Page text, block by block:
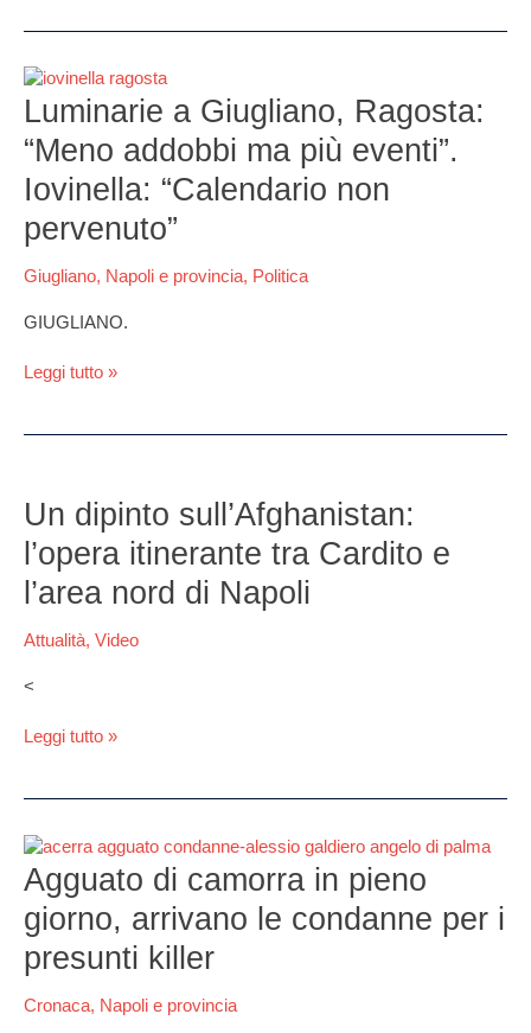
Luminarie a Giugliano, Ragosta:
“Meno addobbi ma più eventi”.
Iovinella: “Calendario non
pervenuto”
Giugliano, Napoli e provincia, Politica
GIUGLIANO.
Luminarie
a
Giugliano,
Ragosta:
“Meno
addobbi
ma
più
eventi”.
“Calendario
pervenuto”
Leggi tutto »
Un dipinto sull’Afghanistan:
l’opera itinerante tra Cardito e
l’area nord di Napoli
Attualità, Video
<
dipinto
sull’Afghanistan:
l’opera
itinerante
tra
Cardito
l’area
di
Leggi tutto »
Agguato di camorra in pieno
giorno, arrivano le condanne per i
presunti killer
Cronaca, Napoli e provincia
Agguato
di
camorra
in
giorno,
arrivano